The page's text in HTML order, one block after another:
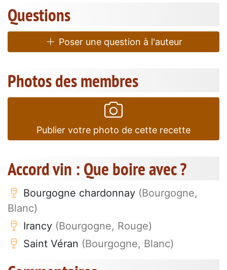
Questions
Poser une question à l'auteur
Photos des membres
Publier votre photo de cette recette
Accord vin : Que boire avec ?
Bourgogne chardonnay (Bourgogne,
Blanc)
Irancy (Bourgogne, Rouge)
Saint Véran (Bourgogne, Blanc)